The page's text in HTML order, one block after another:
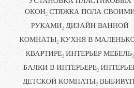
ОКОН2 СТЯЖКА ПОЛА
РУКАМИ2 ДИЗАЙН ВАННОЙ
КОМНАТЫ2 КУХНЯ В
КВАРТИРЕ2 ИНТЕРЬЕР МЕБЕЛЬ2
БАЛКИ В ИНТЕРЬЕРЕ2
ДЕТСКОЙ КОМНАТЫ2